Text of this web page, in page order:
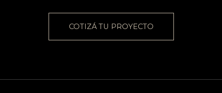
COTIZÁ TU PROYECTO